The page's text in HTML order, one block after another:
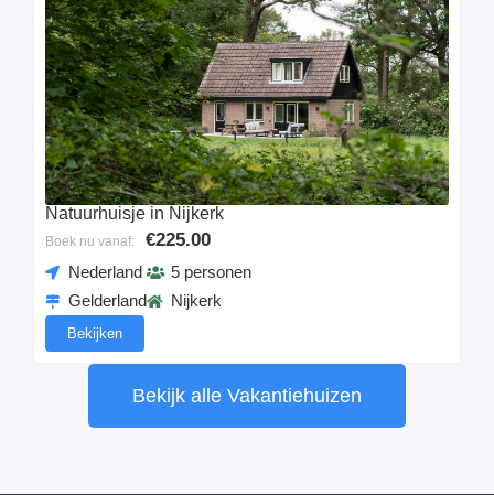
Natuurhuisje in Nijkerk
Boek nu vanaf: €225.00
Nederland
Gelderland
5 personen
Nijkerk
Bekijken
Bekijk alle Vakantiehuizen